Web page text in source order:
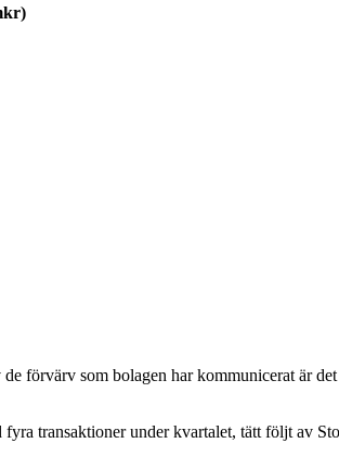
förvärv som bolagen har kommunicerat är det
transaktioner under kvartalet, tätt följt av